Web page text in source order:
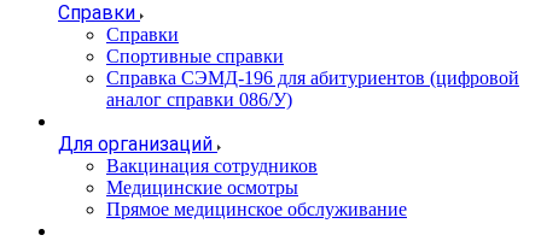
Справки
Справки
Спортивные справки
Справка СЭМД‑196 для абитуриентов (цифровой
аналог справки 086/У)
Для организаций
Вакцинация сотрудников
Медицинские осмотры
Прямое медицинское обслуживание